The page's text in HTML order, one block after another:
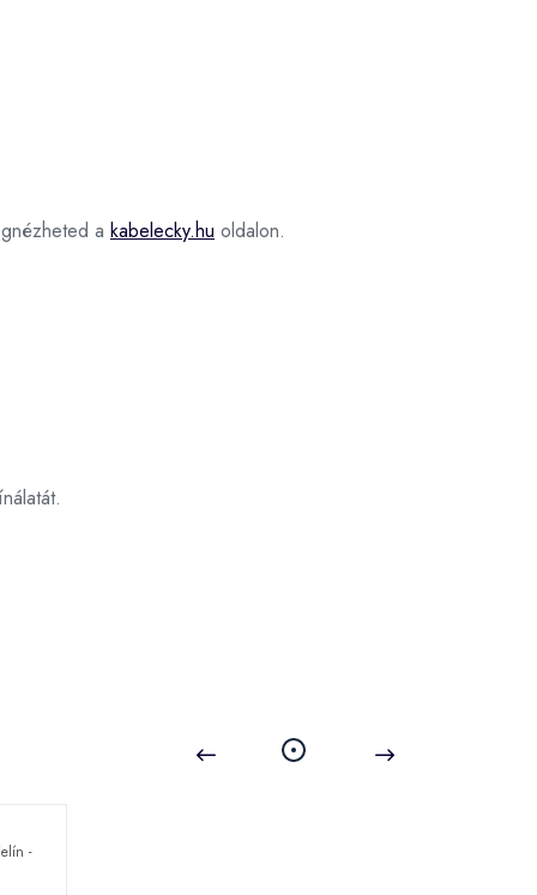
a kabelecky.hu oldalon.